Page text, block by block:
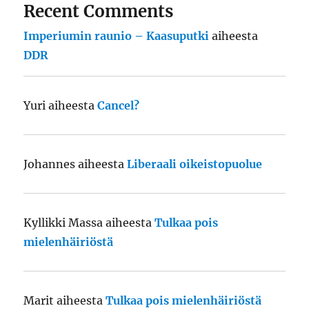
Recent Comments
Imperiumin raunio – Kaasuputki aiheesta
DDR
Yuri aiheestaCancel?
Johannes aiheestaLiberaali oikeistopuolue
Kyllikki Massa aiheestaTulkaa pois
mielenhäiriöstä
Marit aiheestaTulkaa pois mielenhäiriöstä